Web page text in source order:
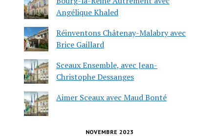
Angélique Khaled
Réinventons Châtenay-Malabry avec
Brice Gaillard
Sceaux Ensemble, avec Jean-
Christophe Dessanges
Aimer Sceaux avec Maud Bonté
NOVEMBRE 2023